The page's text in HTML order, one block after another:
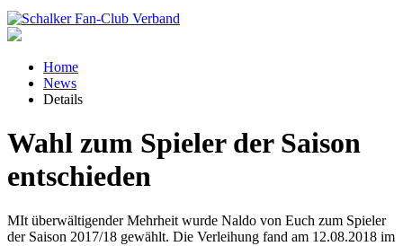
Home
News
Details
Wahl zum Spieler der Saison
entschieden
MIt überwältigender Mehrheit wurde Naldo von Euch zum Spieler
der Saison 2017/18 gewählt. Die Verleihung fand am 12.08.2018 im